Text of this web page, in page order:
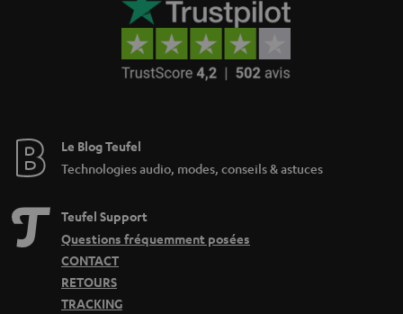
Le Blog Teufel
Technologies audio, modes, conseils & astuces
Teufel Support
Questions fréquemment posées
CONTACT
RETOURS
TRACKING